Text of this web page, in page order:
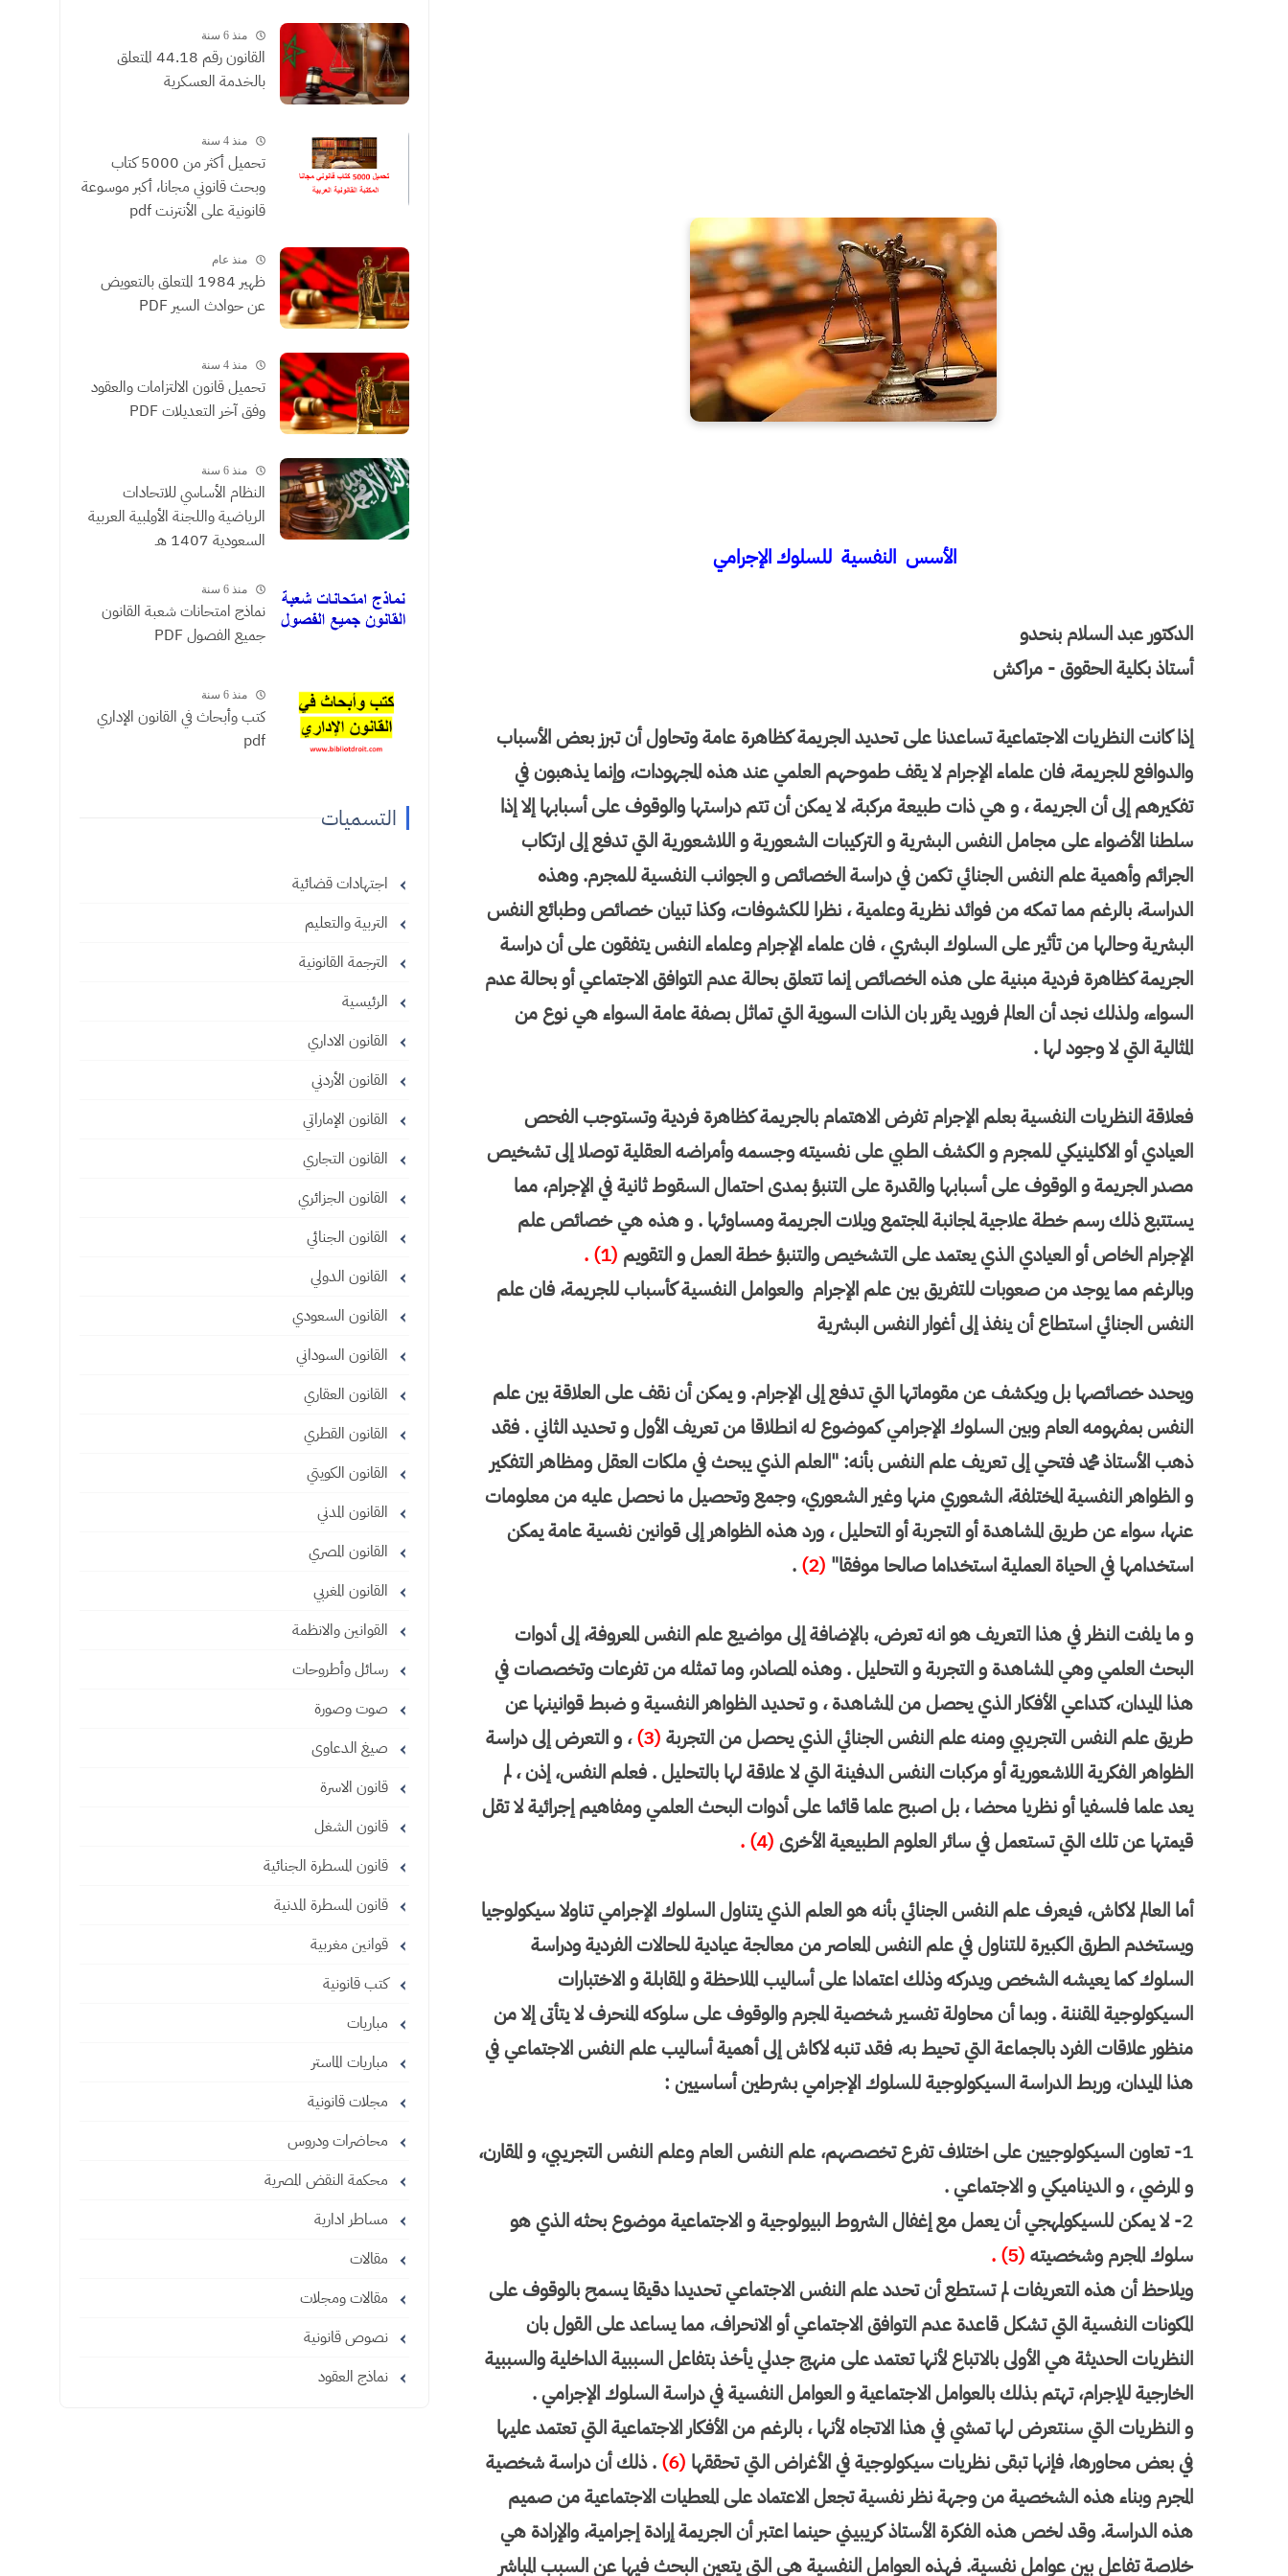
الأسس النفسية للسلوك الإجرامي
الدكتور عبد السلام بنحدو
أستاذ بكلية الحقوق - مراكش
إذا كانت النظريات الاجتماعية تساعدنا على تحديد الجريمة كظاهرة عامة وتحاول أن تبرز بعض الأسباب
والدوافع للجريمة، فان علماء الإجرام لا يقف طموحهم العلمي عند هذه المجهودات، وإنما يذهبون في
تفكيرهم إلى أن الجريمة ، و هي ذات طبيعة مركبة، لا يمكن أن تتم دراستها والوقوف على أسبابها إلا إذا
سلطنا الأضواء على مجامل النفس البشرية و التركيبات الشعورية و اللاشعورية التي تدفع إلى ارتكاب
الجرائم وأهمية علم النفس الجنائي تكمن في دراسة الخصائص و الجوانب النفسية للمجرم. وهذه
الدراسة، بالرغم مما تمكه من فوائد نظرية وعلمية ، نظرا للكشوفات، وكذا تبيان خصائص وطبائع النفس
البشرية وحالها من تأثير على السلوك البشري ، فان علماء الإجرام وعلماء النفس يتفقون على أن دراسة
الجريمة كظاهرة فردية مبنية على هذه الخصائص إنما تتعلق بحالة عدم التوافق الاجتماعي أو بحالة عدم
السواء، ولذلك نجد أن العالم فرويد يقرر بان الذات السوية التي تماثل بصفة عامة السواء هي نوع من
المثالية التي لا وجود لها .
فعلاقة النظريات النفسية بعلم الإجرام تفرض الاهتمام بالجريمة كظاهرة فردية وتستوجب الفحص
العيادي أو الاكلينيكي للمجرم و الكشف الطبي على نفسيته وجسمه وأمراضه العقلية توصلا إلى تشخيص
مصدر الجريمة و الوقوف على أسبابها والقدرة على التنبؤ بمدى احتمال السقوط ثانية في الإجرام، مما
يستتبع ذلك رسم خطة علاجية لمجانبة المجتمع ويلات الجريمة ومساوئها . و هذه هي خصائص علم
الإجرام الخاص أو العيادي الذي يعتمد على التشخيص والتنبؤ خطة العمل و التقويم (1) .
وبالرغم مما يوجد من صعوبات للتفريق بين علم الإجرام والعوامل النفسية كأسباب للجريمة، فان علم
النفس الجنائي استطاع أن ينفذ إلى أغوار النفس البشرية
ويحدد خصائصها بل ويكشف عن مقوماتها التي تدفع إلى الإجرام. و يمكن أن نقف على العلاقة بين علم
النفس بمفهومه العام وبين السلوك الإجرامي كموضوع له انطلاقا من تعريف الأول و تحديد الثاني . فقد
ذهب الأستاذ محمد فتحي إلى تعريف علم النفس بأنه: "العلم الذي يبحث في ملكات العقل ومظاهر التفكير
و الظواهر النفسية المختلفة، الشعوري منها وغير الشعوري، وجمع وتحصيل ما نحصل عليه من معلومات
عنها، سواء عن طريق المشاهدة أو التجربة أو التحليل ، ورد هذه الظواهر إلى قوانين نفسية عامة يمكن
استخدامها في الحياة العملية استخداما صالحا موفقا" (2)
.
و ما يلفت النظر في هذا التعريف هو انه تعرض، بالإضافة إلى مواضيع علم النفس المعروفة، إلى أدوات
البحث العلمي وهي المشاهدة و التجربة و التحليل . وهذه المصادر، وما تمثله من تفرعات وتخصصات في
هذا الميدان، كتداعي الأفكار الذي يحصل من المشاهدة ، و تحديد الظواهر النفسية و ضبط قوانينها عن
طريق علم النفس التجريبي ومنه علم النفس الجنائي الذي يحصل من التجربة (3)
، و التعرض إلى دراسة
الظواهر الفكرية اللاشعورية أو مركبات النفس الدفينة التي لا علاقة لها بالتحليل . فعلم النفس، إذن ، لم
يعد علما فلسفيا أو نظريا محضا ، بل اصبح علما قائما على أدوات البحث العلمي ومفاهيم إجرائية لا تقل
قيمتها عن تلك التي تستعمل في سائر العلوم الطبيعية الأخرى (4) .
أما العالم لاكاش، فيعرف علم النفس الجنائي بأنه هو العلم الذي يتناول السلوك الإجرامي تناولا سيكولوجيا
ويستخدم الطرق الكبيرة للتناول في علم النفس المعاصر من معالجة عيادية للحالات الفردية ودراسة
السلوك كما يعيشه الشخص ويدركه وذلك اعتمادا على أساليب الملاحظة و المقابلة و الاختبارات
السيكولوجية المقننة . وبما أن محاولة تفسير شخصية المجرم والوقوف على سلوكه المنحرف لا يتأتى إلا من
منظور علاقات الفرد بالجماعة التي تحيط به، فقد تنبه لاكاش إلى أهمية أساليب علم النفس الاجتماعي في
هذا الميدان، وربط الدراسة السيكولوجية للسلوك الإجرامي بشرطين أساسيين :
1- تعاون السيكولوجيين على اختلاف تفرع تخصصهم، علم النفس العام وعلم النفس التجريبي، و المقارن،
و المرضي ، و الديناميكي و الاجتماعي .
2- لا يمكن للسيكولمهجي أن يعمل مع إغفال الشروط البيولوجية و الاجتماعية موضوع بحثه الذي هو
سلوك المجرم وشخصيته (5) .
ويلاحظ أن هذه التعريفات لم تستطع أن تحدد علم النفس الاجتماعي تحديدا دقيقا يسمح بالوقوف على
المكونات النفسية التي تشكل قاعدة عدم التوافق الاجتماعي أو الانحراف، مما يساعد على القول بان
النظريات الحديثة هي الأولى بالاتباع لأنها تعتمد على منهج جدلي يأخذ بتفاعل السببية الداخلية والسببية
الخارجية للإجرام، تهتم بذلك بالعوامل الاجتماعية و العوامل النفسية في دراسة السلوك الإجرامي .
و النظريات التي سنتعرض لها تمشي في هذا الاتجاه لأنها ، بالرغم من الأفكار الاجتماعية التي تعتمد عليها
في بعض محاورها، فإنها تبقى نظريات سيكولوجية في الأغراض التي تحققها (6)
. ذلك أن دراسة شخصية
المجرم وبناء هذه الشخصية من وجهة نظر نفسية تجعل الاعتماد على المعطيات الاجتماعية من صميم
هذه الدراسة. وقد لخص هذه الفكرة الأستاذ كريبيني حينما اعتبر أن الجريمة إرادة إجرامية، والإرادة هي
خلاصة تفاعل بين عوامل نفسية. فهذه العوامل النفسية هي التي يتعين البحث فيها عن السبب المباشر
الموثقون
منذ 6 سنة
القانون رقم 44.18 المتعلق
بالخدمة العسكرية
منذ 4 سنة
تحميل أكثر من 5000 كتاب
وبحث قانوني مجانا، أكبر موسوعة
قانونية على الأنترنت pdf
منذ عام
ظهير 1984 المتعلق بالتعويض
عن حوادث السير PDF
منذ 4 سنة
تحميل قانون الالتزامات والعقود
وفق آخر التعديلات PDF
منذ 6 سنة
النظام الأساسي للاتحادات
الرياضية واللجنة الأولمبية العربية
السعودية 1407 هـ
منذ 6 سنة
نماذج امتحانات شعبة القانون
جميع الفصول PDF
منذ 6 سنة
كتب وأبحاث في القانون الإداري
pdf
التسميات
اجتهادات قضائية
التربية والتعليم
الترجمة القانونية
الرئيسية
القانون الاداري
القانون الأردني
القانون الإماراتي
القانون التجاري
القانون الجزائري
القانون الجنائي
القانون الدولي
القانون السعودي
القانون السوداني
القانون العقاري
القانون القطري
القانون الكويتي
القانون المدني
القانون المصري
القانون المغربي
القوانين والانظمة
رسائل وأطروحات
صوت وصورة
صيغ الدعاوى
قانون الاسرة
قانون الشغل
قانون المسطرة الجنائية
قانون المسطرة المدنية
قوانين مغربية
كتب قانونية
مباريات
مباريات الماستر
مجلات قانونية
محاضرات ودروس
محكمة النقض المصرية
مساطر ادارية
مقالات
مقالات ومجلات
نصوص قانونية
نماذج العقود